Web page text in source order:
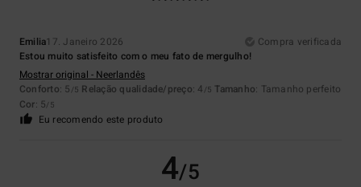
Emilia17. Janeiro 2026
Compra verificada
Estou muito satisfeito com o meu fato de mergulho!
Mostrar original - Neerlandês
Conforto: 5 /5 Relação qualidade/preço: 4 /5 Tamanho: Tamanho perfeito
Cor: 5/5
Eu recomendo este produto
4/5